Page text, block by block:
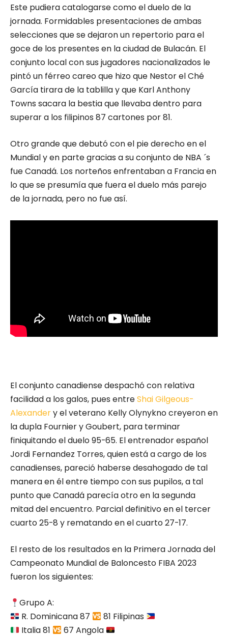
Este pudiera catalogarse como el duelo de la
jornada. Formidables presentaciones de ambas
selecciones que se dejaron un repertorio para el
goce de los presentes en la ciudad de Bulacán. El
conjunto local con sus jugadores nacionalizados le
pintó un férreo careo que hizo que Nestor el Ché
García tirara de la tablilla y que Karl Anthony
Towns sacara la bestia que llevaba dentro para
superar a los filipinos 87 cartones por 81.
Otro grande que debutó con el pie derecho en el
Mundial y en parte gracias a su conjunto de NBA ´s
fue Canadá. Los norteños enfrentaban a Francia en
lo que se presumía que fuera el duelo más parejo
de la jornada, pero no fue así.
El conjunto canadiense despachó con relativa
facilidad a los galos, pues entreShai Gilgeous-
Alexandery el veterano Kelly Olynykno creyeron en
la dupla Fournier y Goubert, para terminar
finiquitando el duelo 95-65. El entrenador español
Jordi Fernandez Torres, quien está a cargo de los
canadienses, pareció haberse desahogado de tal
manera en él entre tiempo con sus pupilos, a tal
punto que Canadá parecía otro en la segunda
mitad del encuentro. Parcial definitivo en el tercer
cuarto 25-8 y rematando en el cuarto 27-17.
El resto de los resultados en la Primera Jornada del
Campeonato Mundial de Baloncesto FIBA 2023
fueron los siguientes:
Grupo A:
R. Dominicana 87
81 Filipinas
Italia 81
67 Angola